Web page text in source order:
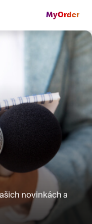
Homepage
MyOrder
novinkách a